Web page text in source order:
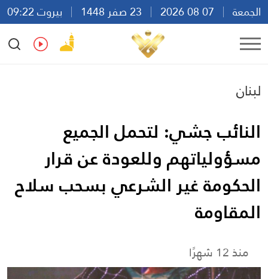
الجمعة
بيروت 09:22
Ar
En Fr Es
لبنان
النائب جشي: لتحمل الجميع
‏مسؤولياتهم وللعودة عن قرار
الحكومة غير الشرعي بسحب سلاح
المقاومة
منذ 12 شهرًا